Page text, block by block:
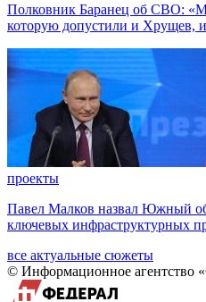
Полковник Баранец об СВО:
которую допустили и Хрущев,
проекты
Павел Малков назвал Южный
ключевых инфраструктурных
все актуальные сюжеты
© Информационное агентство